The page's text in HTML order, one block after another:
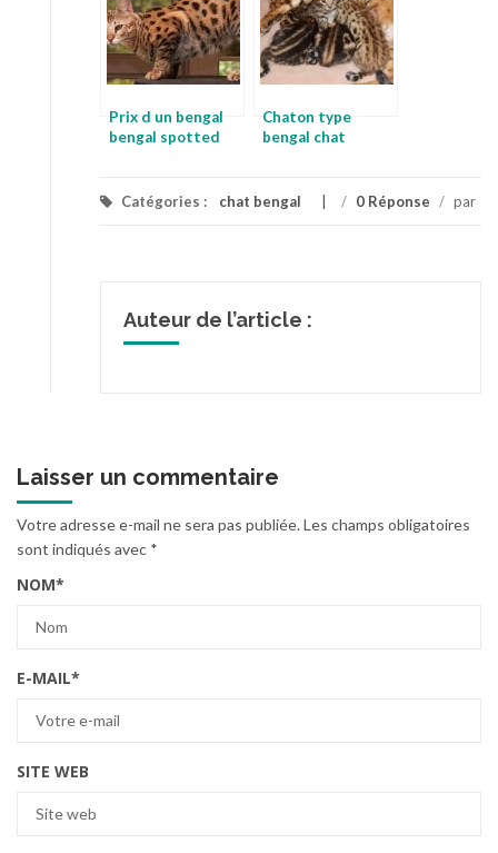
Prix d un bengal
bengal spotted
Chaton type
bengal chat
Catégories : chat bengal / 0 Réponse / par
Auteur de l’article :
Laisser un commentaire
Votre adresse e-mail ne sera pas publiée.Les champs obligatoires
sont indiqués avec *
NOM*
E-MAIL*
SITE WEB